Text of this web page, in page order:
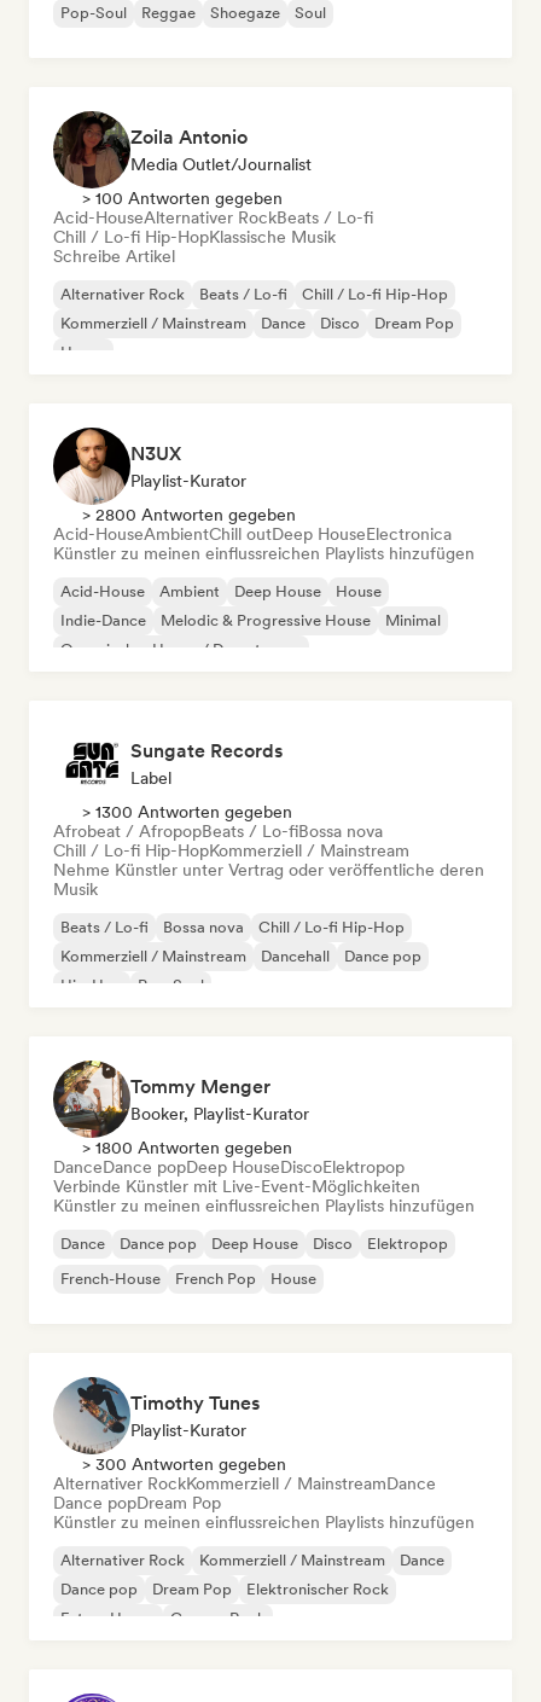
Pop-Soul
Reggae Shoegaze Soul
Zoila Antonio
Media Outlet/Journalist
> 100 Antworten gegeben
Acid-HouseAlternativer RockBeats / Lo-fi
Chill / Lo-fi Hip-HopKlassische Musik
Schreibe Artikel
Alternativer Rock Beats / Lo-fi
Chill / Lo-fi Hip-Hop
Kommerziell / Mainstream
Dance Disco
Dream Pop
House
N3UX
Playlist-Kurator
> 2800 Antworten gegeben
Acid-HouseAmbientChill outDeep HouseElectronica
Künstler zu meinen einflussreichen Playlists hinzufügen
Acid-House Ambient Deep House
House
Indie-Dance
Melodic & Progressive House
Minimal
Organischer House / Downtempo
Sungate Records
Label
> 1300 Antworten gegeben
Afrobeat / AfropopBeats / Lo-fiBossa nova
Chill / Lo-fi Hip-HopKommerziell / Mainstream
Nehme Künstler unter Vertrag oder veröffentliche deren
Musik
Beats / Lo-fi Bossa nova
Chill / Lo-fi Hip-Hop
Kommerziell / Mainstream
Dancehall
Dance pop
Hip-Hop
Pop-Soul
Tommy Menger
Booker, Playlist-Kurator
> 1800 Antworten gegeben
DanceDance popDeep HouseDiscoElektropop
Verbinde Künstler mit Live-Event-Möglichkeiten
Künstler zu meinen einflussreichen Playlists hinzufügen
Dance Dance pop Deep House Disco
Elektropop
French-House
French Pop House
Timothy Tunes
Playlist-Kurator
> 300 Antworten gegeben
Alternativer RockKommerziell / MainstreamDance
Dance popDream Pop
Künstler zu meinen einflussreichen Playlists hinzufügen
Alternativer Rock Kommerziell / Mainstream
Dance
Dance pop
Dream Pop
Elektronischer Rock
Future House
Garage-Rock